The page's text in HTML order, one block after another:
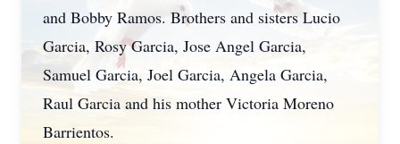
and Bobby Ramos. Brothers and sisters Lucio
Garcia, Rosy Garcia, Jose Angel Garcia,
Samuel Garcia, Joel Garcia, Angela Garcia,
Raul Garcia and his mother Victoria Moreno
Barrientos.